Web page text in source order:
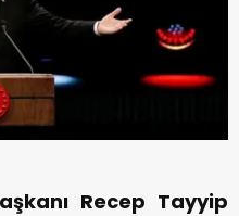
Recep Tayyip